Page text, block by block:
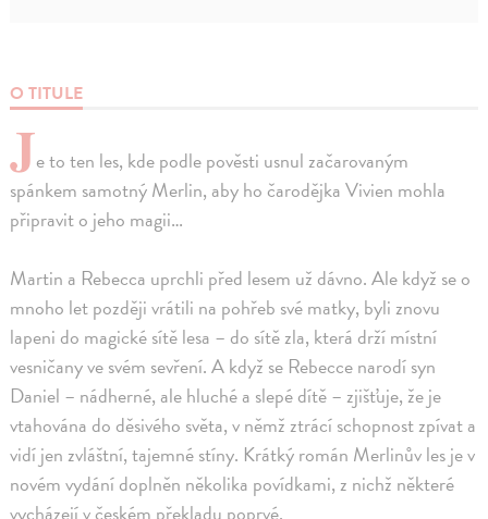
O TITULE
Je to ten les, kde podle pověsti usnul začarovaným
spánkem samotný Merlin, aby ho čarodějka Vivien mohla
připravit o jeho magii…
Martin a Rebecca uprchli před lesem už dávno. Ale když se o
mnoho let později vrátili na pohřeb své matky, byli znovu
lapeni do magické sítě lesa – do sítě zla, která drží místní
vesničany ve svém sevření. A když se Rebecce narodí syn
Daniel – nádherné, ale hluché a slepé dítě – zjišťuje, že je
vtahována do děsivého světa, v němž ztrácí schopnost zpívat a
vidí jen zvláštní, tajemné stíny. Krátký román Merlinův les je v
novém vydání doplněn několika povídkami, z nichž některé